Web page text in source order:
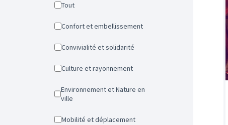
Tout
Confort et embellissement
Convivialité et solidarité
Culture et rayonnement
Environnement et Nature en
ville
Mobilité et déplacement